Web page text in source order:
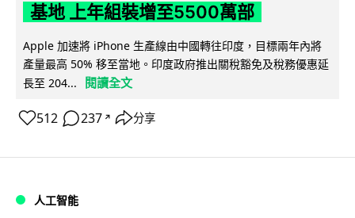
基地 上年組裝增至5500萬部
Apple 加速將 iPhone 生產線由中國轉往印度，目標兩年內將
產量最高 50% 移至當地。印度政府推出關稅豁免及稅務優惠延
長至 204...
閱讀全文
512 237 ↗ 分享
人工智能